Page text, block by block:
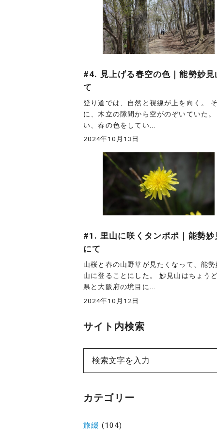
#4. 見上げる春空の色｜能勢妙見
て
登り道では、自然と視線が上を向く。
に、木立の隙間から空がのぞいていた。
い、春の色をしてい...
2024年10月13日
#1. 里山に咲くタンポポ｜能勢妙
にて
山桜と春の山野草が見たくなって、能勢
山に登ることにした。 妙見山はちょう
県と大阪府の境目に...
2024年10月12日
サイト内検索
カテゴリー
旅綴 (104)